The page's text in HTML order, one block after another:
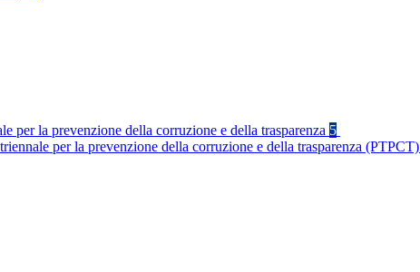
per la prevenzione della corruzione e della trasparenza 5
per la prevenzione della corruzione e della trasparenza (PTPCT)